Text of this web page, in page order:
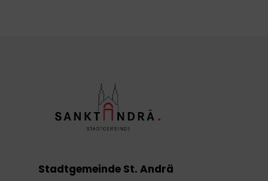
Stadtgemeinde St. Andrä